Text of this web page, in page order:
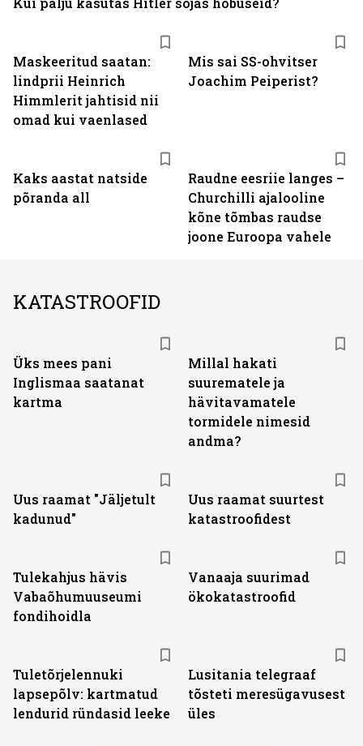
Maskeeritud saatan:
lindprii Heinrich
Himmlerit jahtisid nii
omad kui vaenlased
Mis sai SS-ohvitser
Joachim Peiperist?
Kaks aastat natside
põranda all
Raudne eesriie langes –
Churchilli ajalooline
kõne tõmbas raudse
joone Euroopa vahele
KATASTROOFID
Üks mees pani
Inglismaa saatanat
kartma
Millal hakati
suurematele ja
hävitavamatele
tormidele nimesid
andma?
Uus raamat "Jäljetult
kadunud"
Uus raamat suurtest
katastroofidest
Tulekahjus hävis
Vabaõhumuuseumi
fondihoidla
Vanaaja suurimad
ökokatastroofid
Tuletõrjelennuki
lapsepõlv: kartmatud
lendurid ründasid leeke
Lusitania telegraaf
tõsteti meresügavusest
üles